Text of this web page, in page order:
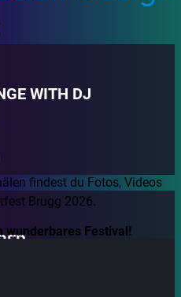
WITH DJ
findest du Fotos, Videos
Brugg 2026.
wunderbares Festival!